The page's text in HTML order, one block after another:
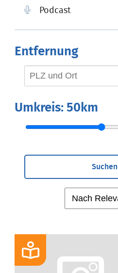
Podcast
Entfernung
Umkreis: 50km
Suchen